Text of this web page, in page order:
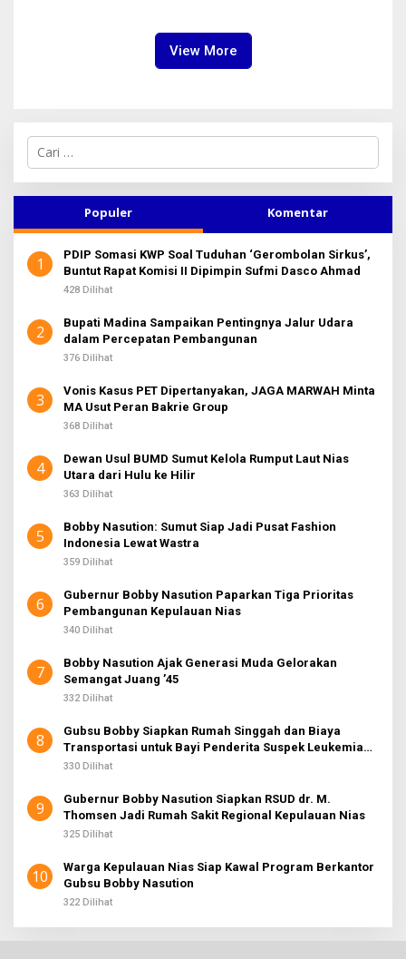
View More
C
i
n
u
k
Populer Komentar
1
PDIP Somasi KWP Soal Tuduhan ‘Gerombolan Sirkus’,
Buntut Rapat Komisi II Dipimpin Sufmi Dasco Ahmad
428 Dilihat
2
Bupati Madina Sampaikan Pentingnya Jalur Udara
dalam Percepatan Pembangunan
376 Dilihat
3
Vonis Kasus PET Dipertanyakan, JAGA MARWAH Minta
MA Usut Peran Bakrie Group
368 Dilihat
4
Dewan Usul BUMD Sumut Kelola Rumput Laut Nias
Utara dari Hulu ke Hilir
363 Dilihat
5
Bobby Nasution: Sumut Siap Jadi Pusat Fashion
Indonesia Lewat Wastra
359 Dilihat
6
Gubernur Bobby Nasution Paparkan Tiga Prioritas
Pembangunan Kepulauan Nias
340 Dilihat
7
Bobby Nasution Ajak Generasi Muda Gelorakan
Semangat Juang ’45
332 Dilihat
8
Gubsu Bobby Siapkan Rumah Singgah dan Biaya
Transportasi untuk Bayi Penderita Suspek Leukemia
Asal Nias Barat
330 Dilihat
9
Gubernur Bobby Nasution Siapkan RSUD dr. M.
Thomsen Jadi Rumah Sakit Regional Kepulauan Nias
325 Dilihat
10
Warga Kepulauan Nias Siap Kawal Program Berkantor
Gubsu Bobby Nasution
322 Dilihat